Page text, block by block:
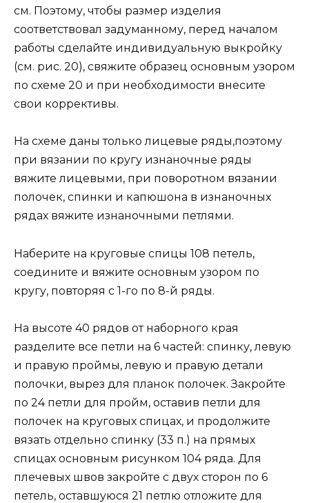
см. Поэтому, чтобы размер изделия
соответствовал задуманному, перед началом
работы сделайте индивидуальную выкройку
(см. рис. 20), свяжите образец основным узором
по схеме 20 и при необходимости внесите
свои коррективы.
На схеме даны только лицевые ряды,поэтому
при вязании по кругу изнаночные ряды
вяжите лицевыми, при поворотном вязании
полочек, спинки и капюшона в изнаночных
рядах вяжите изнаночными петлями.
Наберите на круговые спицы 108 петель,
соедините и вяжите основным узором по
кругу, повторяя с 1-го по 8-й ряды.
На высоте 40 рядов от наборного края
разделите все петли на 6 частей: спинку, левую
и правую проймы, левую и правую детали
полочки, вырез для планок полочек. Закройте
по 24 петли для пройм, оставив петли для
полочек на круговых спицах, и продолжите
вязать отдельно спинку (33 п.) на прямых
спицах основным рисунком 104 ряда. Для
плечевых швов закройте с двух сторон по 6
петель, оставшуюся 21 петлю отложите для